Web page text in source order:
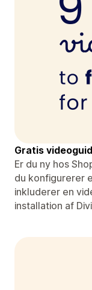
Gratis
Er du ny hos
du konfigurerer
inkluderer en
installation af